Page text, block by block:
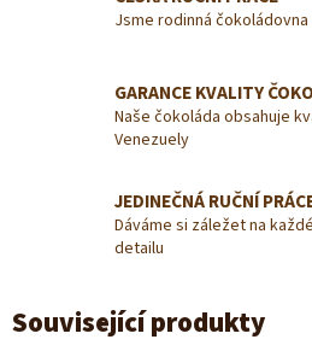
Jsme rodinná
GARANCE KVALITY
Naše čokoláda obsahuje
Venezuely
JEDINEČNÁ RUČNÍ
Dáváme si záležet na
detailu
Související produkty